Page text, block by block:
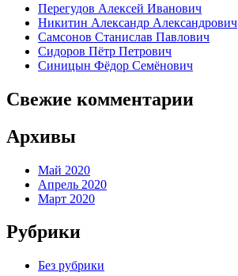
Перегудов Алексей Иванович
Никитин Александр Александрович
Самсонов Станислав Павлович
Сидоров Пётр Петрович
Синицын Фёдор Семёнович
Свежие комментарии
Архивы
Май 2020
Апрель 2020
Март 2020
Рубрики
Без рубрики